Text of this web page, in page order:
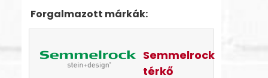
Forgalmazott márkák:
Semmelrock
térkő